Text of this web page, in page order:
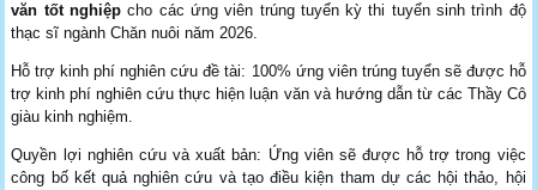
văn tốt nghiệp cho các ứng viên trúng tuyển kỳ thi tuyển sinh trình độ
thạc sĩ ngành Chăn nuôi năm 2026.
Hỗ trợ kinh phí nghiên cứu đề tài: 100% ứng viên trúng tuyển sẽ được hỗ
trợ kinh phí nghiên cứu thực hiện luận vănvà hướng dẫn từ các Thầy Cô
giàu kinh nghiệm.
Quyền lợi nghiên cứu và xuất bản: Ứng viên sẽ được hỗ trợ trong việc
công bố kết quả nghiên cứu và tạo điều kiện tham dự các hội thảo, hội